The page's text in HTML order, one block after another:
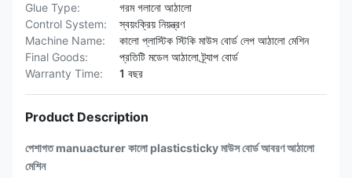
Glue Type:
গরম গলানো আঠালো
Control System:
স্বয়ংক্রিয় নিয়ন্ত্রণ
Machine Name:
কালো প্লাস্টিক স্টিকি মাউস বোর্ড লেপ আঠালো মেশিন
Final Goods:
প্রতিটি মডেল আঠালো ট্র্যাপ বোর্ড
Warranty Time:
1 বছর
Product Description
পেশাগত manuacturer কালো plasticsticky মাউস বোর্ড আবরণ আঠালো
মেশিন